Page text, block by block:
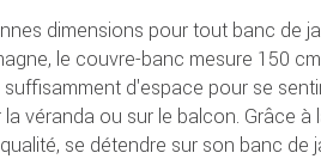
dimensions pour tout banc de
le couvre-banc mesure 150
d'espace pour se
véranda ou sur le balcon. Grâce à
se détendre sur son banc de